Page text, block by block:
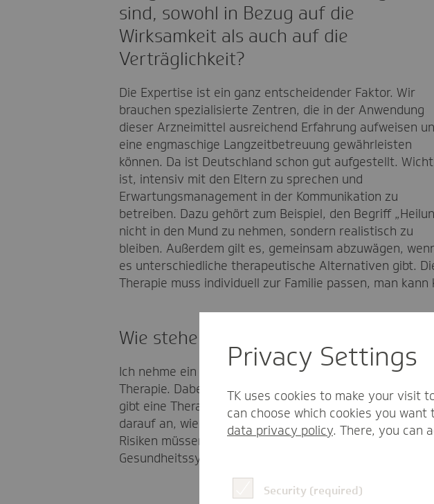
sind, sowohl in Bezug auf die
Wirksamkeit als auch auf die
Verträglichkeit?
Die Expertise ist ein ganz entscheidender Faktor. Wir
brauchen spezialisierte Zentren, die in der Anwendung
dieser Arzneimittel ausreichend Erfahrung aufweisen
eine engmaschige Langzeitbetreuung gewährleisten
können. Da ist Deutschland schon gut aufgestellt.
ist, intensiv mit den Eltern zu sprechen und
Erwartungsmanagement in der Kommunikation zu
betreiben. Dazu gehört zum Beispiel, den Begriff
nicht in den Mund zu nehmen, sondern realistisch zu
bleiben. Außerdem gilt es, gemeinsam abzuwägen,
es unterschiedliche therapeutische Alternativen gibt.
Therapie muss individuell zur Familie passen, man kann
Wie stehen Patientinnen und
Ich nehme ein hohes Maß an Dankbarkeit wahr. Bei
Therapie. Dabei ist für die Patientinnen und Patienten
gibt eine Therapie, die die Prognose positiv verändert.
darauf an, wie die Patientinnen und Patienten und
Risiken müssen wir natürlich hinweisen, aber wir
Gesundheitssystem gut umgehen.
Privacy Settings
TK uses cookies to make your visit
can choose which cookies you
data privacy policy. There, you can
Security (required)